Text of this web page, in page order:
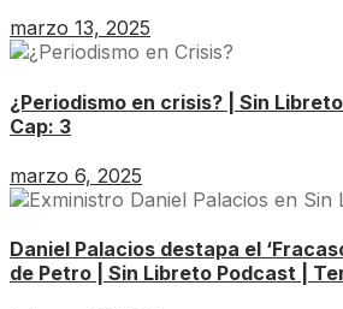
marzo 13, 2025
¿Periodismo en crisis? | Sin
Cap: 3
marzo 6, 2025
Daniel Palacios destapa el
de Petro | Sin Libreto Podcast |